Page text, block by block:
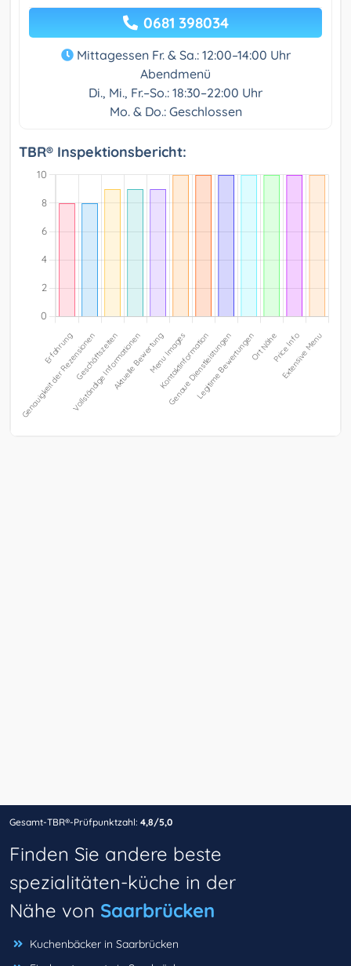
0681 398034
Mittagessen Fr. & Sa.: 12:00–14:00 Uhr
Abendmenü
Di., Mi., Fr.–So.: 18:30–22:00 Uhr
Mo. & Do.: Geschlossen
TBR® Inspektionsbericht:
Gesamt-TBR®-Prüfpunktzahl: 4,8/5,0
Finden Sie andere beste
spezialitäten-küche in der
Nähe von Saarbrücken
Kuchenbäcker in Saarbrücken